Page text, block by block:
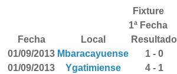
Fixture
1ª Fecha
Fecha
Local Resultado
01/09/2013 Mbaracayuense 1 - 0
01/09/2013
Ygatimiense 4 - 1